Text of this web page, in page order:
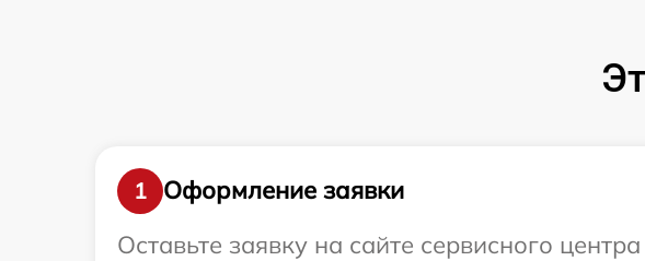
1
Оформление заявки
Оставьте заявку на сайте сервисного